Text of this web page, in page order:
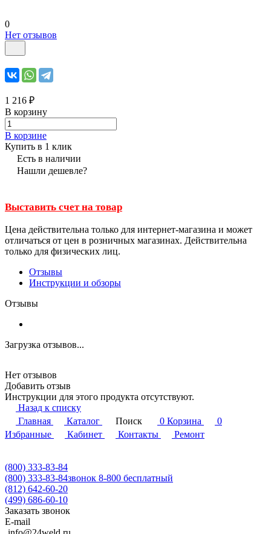
0
Нет отзывов
1 216 ₽
В корзину
В корзине
Купить в 1 клик
Есть в наличии
Нашли дешевле?
Выставить счет на товар
Цена действительна только для интернет-магазина и может
отличаться от цен в розничных магазинах. Действительна
только для физических лиц.
Отзывы
Инструкции и обзоры
Отзывы
Загрузка отзывов...
Нет отзывов
Добавить отзыв
Инструкции для этого продукта отсутствуют.
Назад к списку
Главная
Каталог Поиск 0 Корзина
0
Избранные
Кабинет Контакты Ремонт
(800) 333-83-84
(800) 333-83-84звонок 8-800 бесплатный
(812) 642-60-20
(499) 686-60-10
Заказать звонок
E-mail